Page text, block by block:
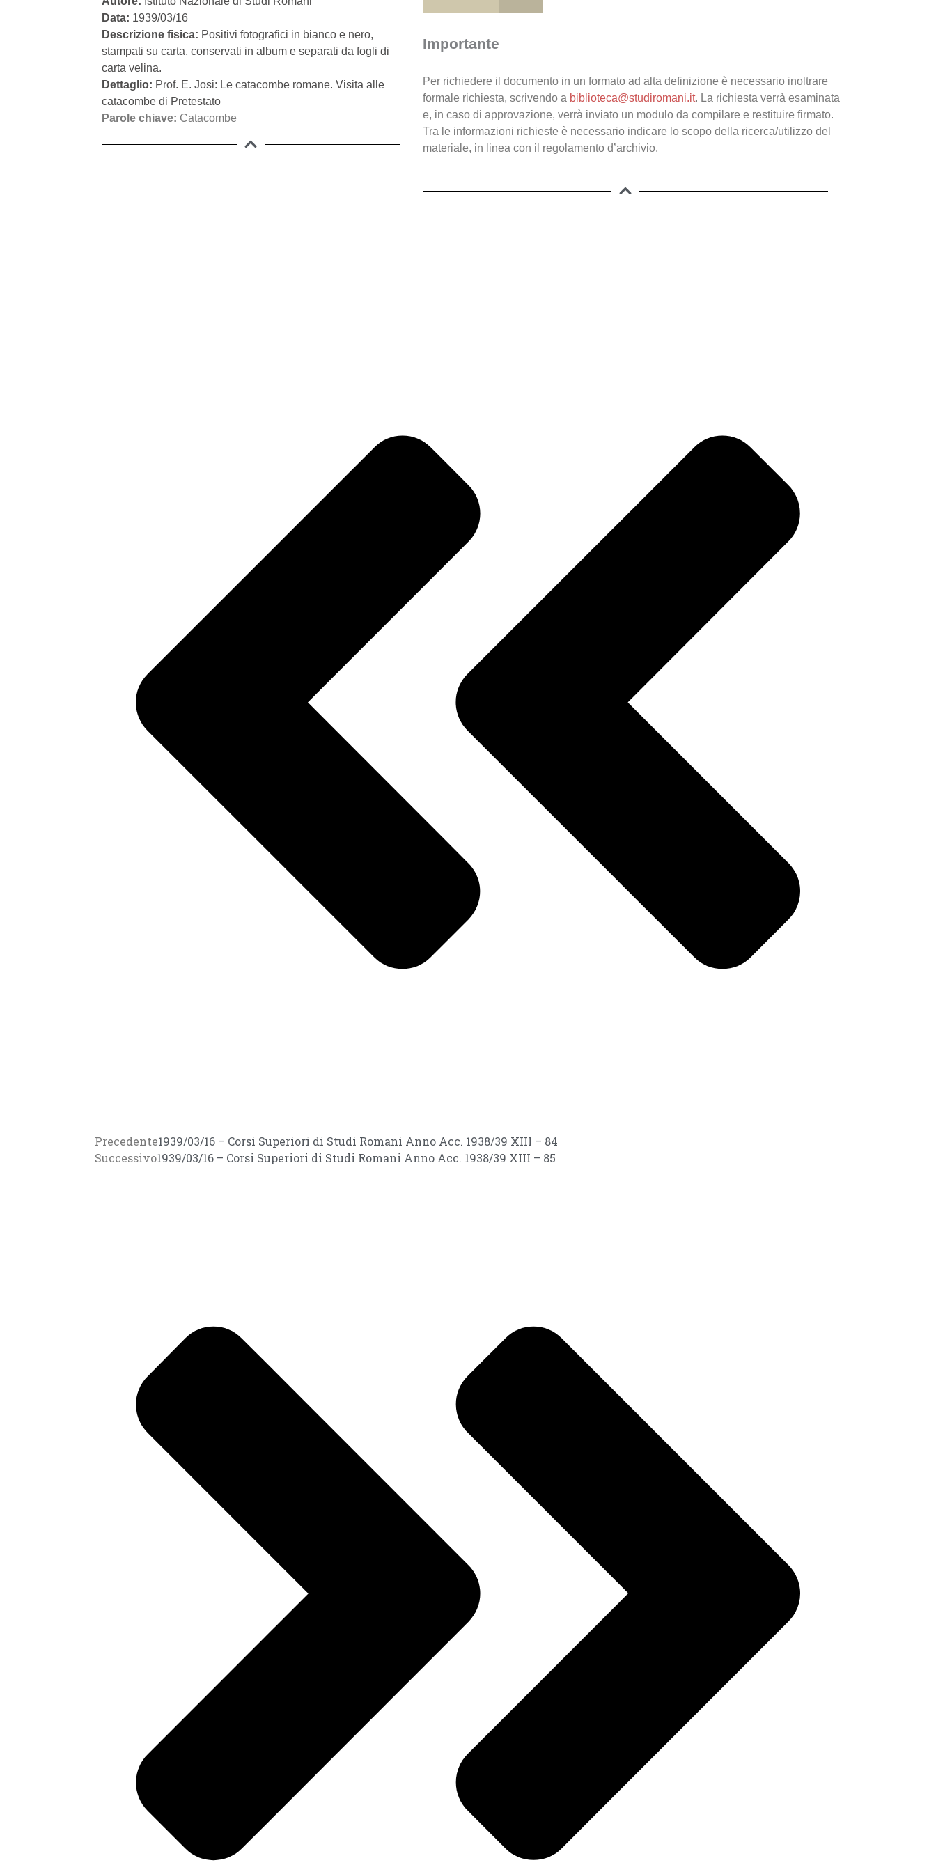
Data: 1939/03/16
Descrizione fisica: Positivi fotografici in bianco e nero,
stampati su carta, conservati in album e separati da fogli di
carta velina.
Dettaglio: Prof. E. Josi: Le catacombe romane. Visita alle
catacombe di Pretestato
Parole chiave: Catacombe
Importante
Per richiedere il documento in un formato ad alta definizione è necessario inoltrare
formale richiesta, scrivendo a biblioteca@studiromani.it. La richiesta verrà esaminata
e, in caso di approvazione, verrà inviato un modulo da compilare e restituire firmato.
Tra le informazioni richieste è necessario indicare lo scopo della ricerca/utilizzo del
materiale, in linea con il regolamento d’archivio.
Precedente1939/03/16 – Corsi Superiori di Studi Romani Anno Acc. 1938/39 XIII – 84
Successivo1939/03/16 – Corsi Superiori di Studi Romani Anno Acc. 1938/39 XIII – 85